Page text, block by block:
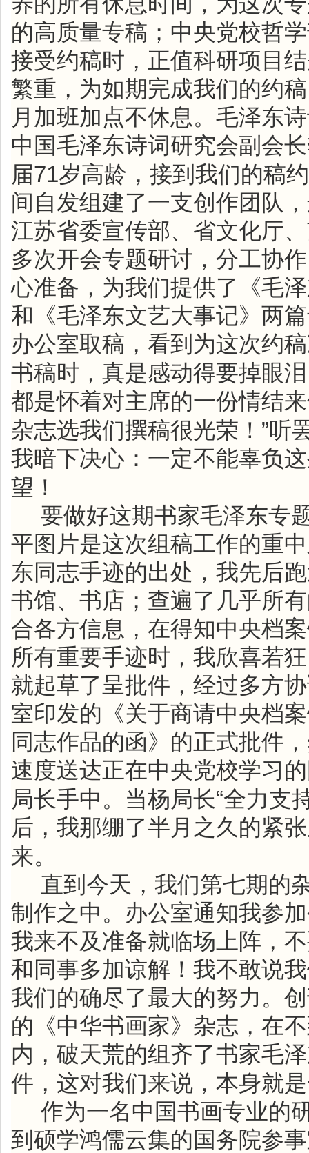
的高质量专稿；中央党校哲
接受约稿时，正值科研项目
繁重，为如期完成我们的约
月加班加点不休息。毛泽东
中国毛泽东诗词研究会副会长
届71岁高龄，接到我们的稿
间自发组建了一支创作团队
江苏省委宣传部、省文化厅
多次开会专题研讨，分工协
心准备，为我们提供了《毛
和《毛泽东文艺大事记》两
办公室取稿，看到为这次约
书稿时，真是感动得要掉眼
都是怀着对主席的一份情结
杂志选我们撰稿很光荣！ ”听
我暗下决心：一定不能辜负
望！
要做好这期书家毛泽东专
平图片是这次组稿工作的重
东同志手迹的出处，我先后
书馆、书店；查遍了几乎所
合各方信息，在得知中央档
所有重要手迹时，我欣喜若
就起草了呈批件，经过多方
室印发的《关于商请中央档
同志作品的函》的正式批件
速度送达正在中央党校学习
局长手中。当杨局长“全力支
后，我那绷了半月之久的紧
来。
直到今天，我们第七期的
制作之中。办公室通知我参
我来不及准备就临场上阵，
和同事多加谅解！我不敢说
我们的确尽了最大的努力。
的《中华书画家》杂志，在
内，破天荒的组齐了书家毛
件，这对我们来说，本身就
作为一名中国书画专业的
到硕学鸿儒云集的国务院参